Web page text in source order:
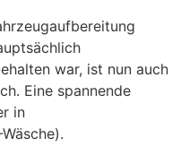
war, ist nun auch
Eine spannende
in